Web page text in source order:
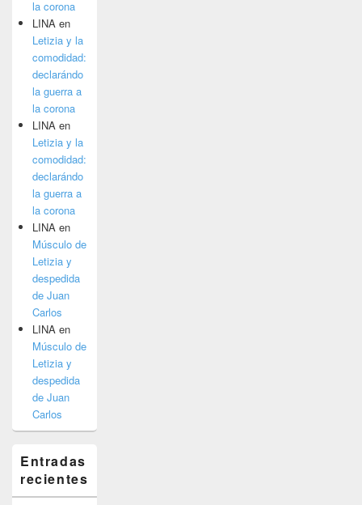
la corona
LINA en
Letizia y la
comodidad:
declarándo
la guerra a
la corona
LINA en
Letizia y la
comodidad:
declarándo
la guerra a
la corona
LINA en
Músculo de
Letizia y
despedida
de Juan
Carlos
LINA en
Músculo de
Letizia y
despedida
de Juan
Carlos
Entradas
recientes